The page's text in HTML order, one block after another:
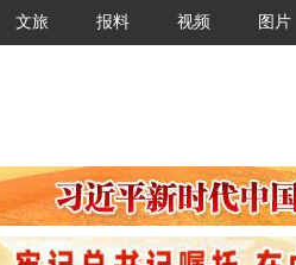
文旅 报料 视频 图片